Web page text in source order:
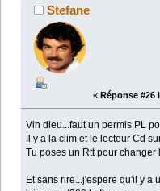
Stefane
« Réponse #26
Vin dieu...faut un permis PL
Il y a la clim et le lecteur Cd
Tu poses un Rtt pour
Et sans rire...j'espere qu'il y a